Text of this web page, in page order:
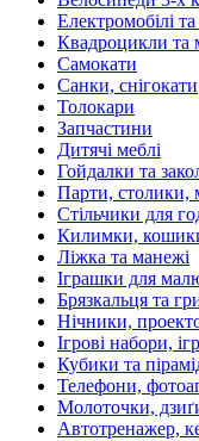
Електромобілі
Квадроцикли та
Самокати
Санки, снігокати
Толокари
Запчастини
Дитячі меблі
Гойдалки та
Парти, столики,
Стільчики для
Килимки,
Ліжка та манежі
Іграшки для
Брязкальця та
Нічники,
Ігрові набори,
Кубики та
Телефони,
Молоточки,
Автотренажер,